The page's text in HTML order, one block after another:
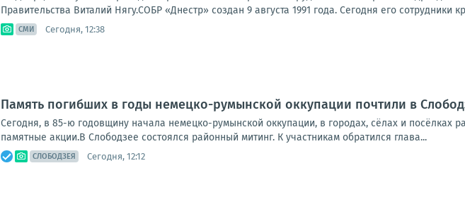
Правительства Виталий Нягу.СОБР «Днестр» создан 9 августа 1991 года. Сегодня его сотрудники
СМИ Сегодня, 12:38
Память погибших в годы немецко-румынской оккупации почтили в
Сегодня, в 85-ю годовщину начала немецко-румынской оккупации, в городах, сёлах и посёлках
памятные акции.В Слободзее состоялся районный митинг. К участникам обратился глава...
СЛОБОДЗЕЯ Сегодня, 12:12